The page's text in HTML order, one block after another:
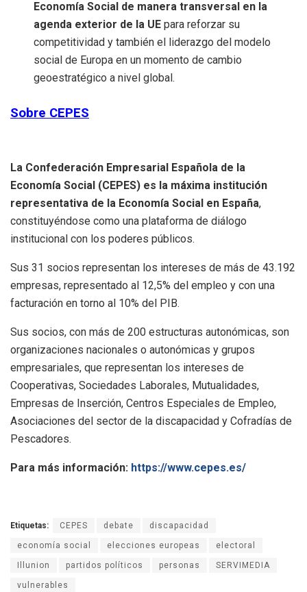
Economía Social de manera transversal en la
agenda exterior de la UE para reforzar su
competitividad y también el liderazgo del modelo
social de Europa en un momento de cambio
geoestratégico a nivel global.
Sobre CEPES
La Confederación Empresarial Española de la
Economía Social (CEPES) es la máxima institución
representativa de la Economía Social en España,
constituyéndose como una plataforma de diálogo
institucional con los poderes públicos.
Sus 31 socios representan los intereses de más de 43.192
empresas, representado al 12,5% del empleo y con una
facturación en torno al 10% del PIB.
Sus socios, con más de 200 estructuras autonómicas, son
organizaciones nacionales o autonómicas y grupos
empresariales, que representan los intereses de
Cooperativas, Sociedades Laborales, Mutualidades,
Empresas de Inserción, Centros Especiales de Empleo,
Asociaciones del sector de la discapacidad y Cofradías de
Pescadores.
Para más información: https://www.cepes.es/
Etiquetas: CEPES debate discapacidad
economía social elecciones europeas electoral
Illunion partidos políticos personas SERVIMEDIA
vulnerables